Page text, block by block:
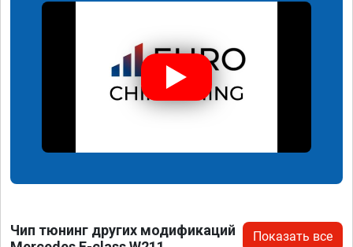
Чип тюнинг других модификаций
Показать все